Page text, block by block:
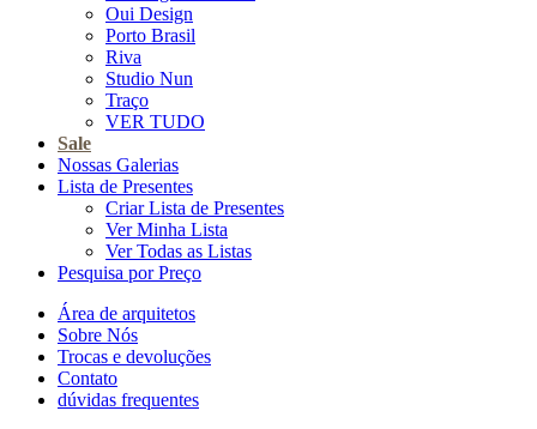
Oui Design
Porto Brasil
Riva
Studio Nun
Traço
VER TUDO
Sale
Nossas Galerias
Lista de Presentes
Criar Lista de Presentes
Ver Minha Lista
Ver Todas as Listas
Pesquisa por Preço
Área de arquitetos
Sobre Nós
Trocas e devoluções
Contato
dúvidas frequentes